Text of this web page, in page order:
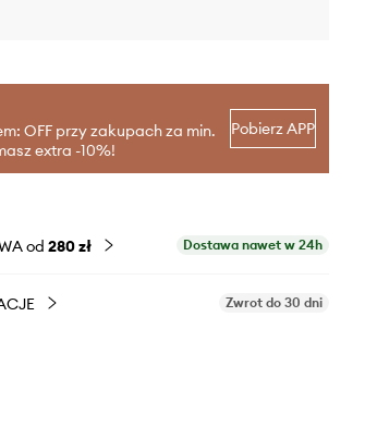
OFF przy zakupach za min.
extra -10%!
Pobierz APP
od 280 zł Dostawa nawet w 24h
Zwrot do 30 dni